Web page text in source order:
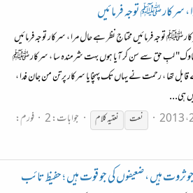
سرکار ﷺ توجہ فرمائیں
ﷺ توجہ فرمائیں محتاجِ نظر ہے حال مرا ، سرکار توجہ فرمائیں
"جاوک" لبِ حق سے سن کر آیا ہوں بہت شرمندہ سا ، سرکار ﷺ
تھا ، رحمت نے یہاں تک پہنچایا سرکار پر تن من جان فدا ،
ہی...
نعت نعتیہکلام جوابات: 2
فورم:
ثروت ہیں ، ضعیفوں کی جو قوت ہیں ؛ حفیظ تائب